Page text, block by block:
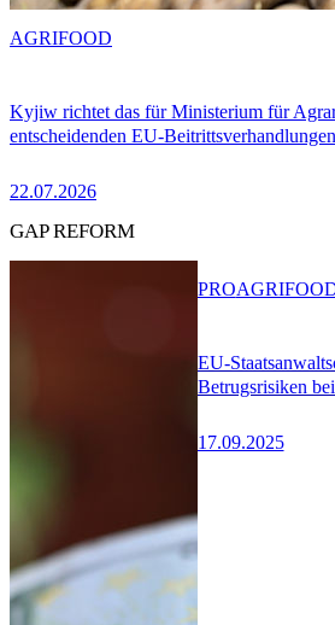
Kyjiw richtet das für Ministerium für
entscheidenden EU-
22.07.2026
AGRIFOOD
GAP REFORM
EU-
Betrugsrisiken
17.09.2025
PRO